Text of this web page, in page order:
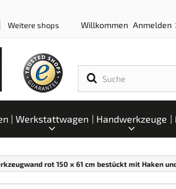
Weitere shops Willkommen Anmelden
Werkstattwagen Handwerkzeuge
rot 150 x 61 cm bestückt mit Haken